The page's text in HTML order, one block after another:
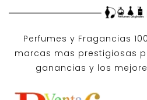
Perfumes y Fragancias
marcas mas prestigiosas
ganancias y los